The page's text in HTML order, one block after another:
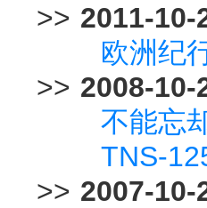
>> 2011-10-
欧洲纪
>> 2008-10-
不能忘
TNS-
>> 2007-10-